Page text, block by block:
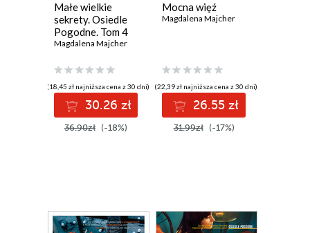
Małe wielkie
sekrety. Osiedle
Pogodne. Tom 4
Magdalena Majcher
(18,45 zł najniższa cena z 30 dni)
30.26 zł
36.90zł (-18%)
Mocna więź
Magdalena Majcher
(22,39 zł najniższa cena z 30 dni)
26.55 zł
31.99zł (-17%)